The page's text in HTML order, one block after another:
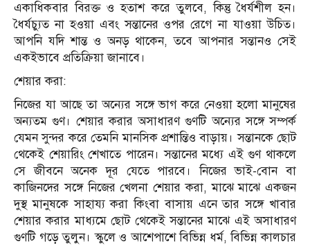
একাধিকবার বিরক্ত ও হতাশ করে তুলবে, কিন্তু ধৈর্যশীল হন।
ধৈর্যচ্যুত না হওয়া এবং সন্তানের ওপর রেগে না যাওয়া উচিত।
আপনি যদি শান্ত ও অনড় থাকেন, তবে আপনার সন্তানও সেই
একইভাবে প্রতিক্রিয়া জানাবে।
শেয়ার করা:
নিজের যা আছে তা অন্যের সঙ্গে ভাগ করে নেওয়া হলো মানুষের
অন্যতম গুণ। শেয়ার করার অসাধারণ গুণটি অন্যের সঙ্গে সম্পর্ক
যেমন সুন্দর করে তেমনি মানসিক প্রশান্তিও বাড়ায়। সন্তানকে ছোট
থেকেই শেয়ারিং শেখাতে পারেন। সন্তানের মধ্যে এই গুণ থাকলে
সে জীবনে অনেক দূর যেতে পারবে। নিজের ভাই-বোন বা
কাজিনদের সঙ্গে নিজের খেলনা শেয়ার করা, মাঝে মাঝে একজন
দুস্থ মানুষকে সাহায্য করা কিংবা বাসায় এনে তার সঙ্গে খাবার
শেয়ার করার মাধ্যমে ছোট থেকেই সন্তানের মাঝে এই অসাধারণ
গুণটি গড়ে তুলুন। স্কুলে ও আশেপাশে বিভিন্ন ধর্ম, বিভিন্ন কালচার